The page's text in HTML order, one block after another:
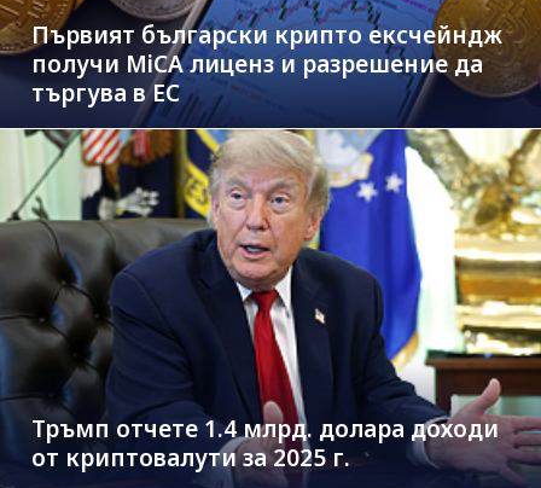
Първият български крипто ексчейндж
получи MiCA лиценз и разрешение да
търгува в ЕС
Тръмп отчете 1.4 млрд. долара доходи
от криптовалути за 2025 г.